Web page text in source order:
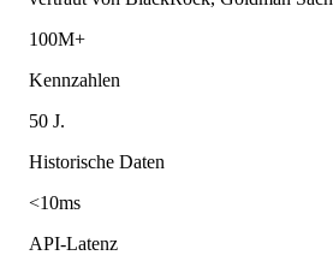
100M+
Kennzahlen
50 J.
Historische Daten
<10ms
API-Latenz